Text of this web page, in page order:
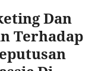
Dan
Terhadap